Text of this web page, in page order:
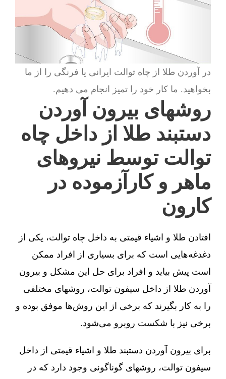
در آوردن طلا از چاه توالت ایرانی یا فرنگی را از ما
بخواهید. ما کار خود را تمیز انجام می دهیم.
روشهای بیرون آوردن
دستبند طلا از داخل چاه
توالت توسط نیروهای
ماهر و کارآزموده در
کارون
افتادن طلا و اشیاء قیمتی به داخل چاه توالت، یکی از
دغدغه‌هایی است که برای بسیاری از افراد ممکن
است پیش بیاید و افراد برای حل این مشکل و بیرون
آوردن طلا از داخل سیفون توالت، روشهای مختلفی
را به کار بگیرند که برخی از این روش‌ها موفق بوده و
برخی نیز با شکست روبرو می‌شود.
برای بیرون آوردن دستبند طلا و اشیاء قیمتی از داخل
سیفون توالت، روشهای گوناگونی وجود دارد که در